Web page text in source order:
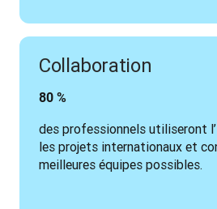
Collaboration
80 %
des professionnels utiliseront
les projets internationaux et
meilleures équipes possibles.